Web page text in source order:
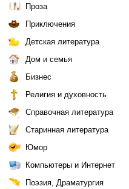
Проза
Приключения
Детская литература
Дом и семья
Бизнес
Религия и духовность
Справочная литература
Старинная литература
Юмор
Компьютеры и Интернет
Поэзия, Драматургия